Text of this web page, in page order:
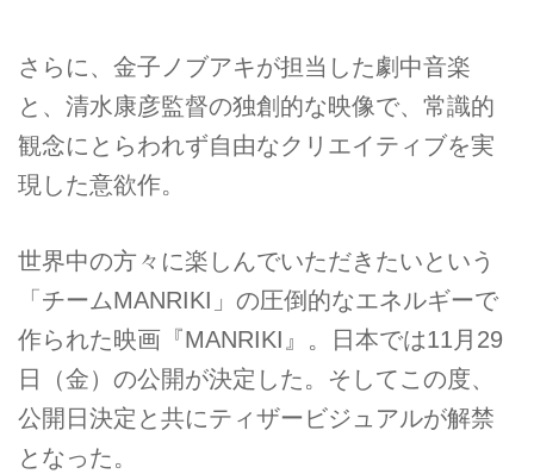
さらに、金子ノブアキが担当した劇中音楽
と、清水康彦監督の独創的な映像で、常識的
観念にとらわれず自由なクリエイティブを実
現した意欲作。
世界中の方々に楽しんでいただきたいという
「チームMANRIKI」の圧倒的なエネルギーで
作られた映画『MANRIKI』。日本では11月29
日（金）の公開が決定した。そしてこの度、
公開日決定と共にティザービジュアルが解禁
となった。